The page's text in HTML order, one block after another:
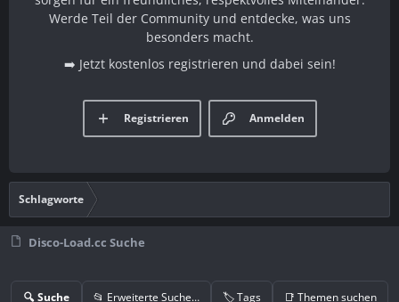
Werde Teil der Community und entdecke, was uns
besonders macht.
➡️ Jetzt kostenlos registrieren und dabei sein!
Anmelden
Registrieren
Schlagworte
Disco-Load.cc Suche
🔍 Suche 📂 Erweiterte Suche… 🏷️ Tags 📑 Themen suchen